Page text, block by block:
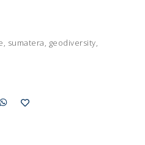
sumatera, geodiversity,